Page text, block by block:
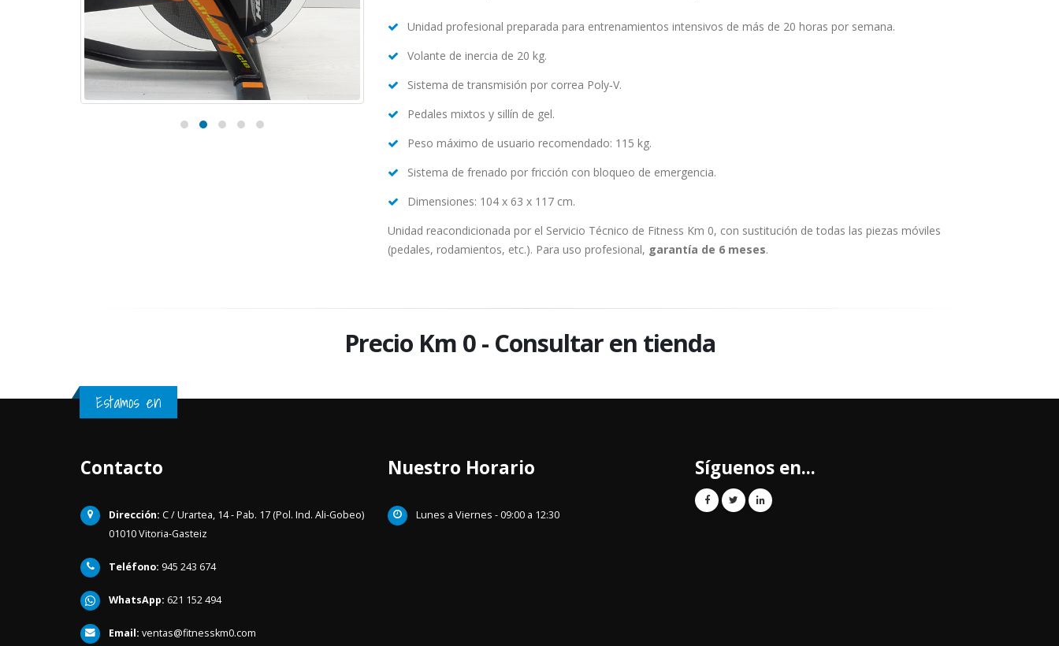
Unidad profesional preparada para entrenamientos intensivos de más de 20 horas por semana.
Volante de inercia de 20 kg.
Sistema de transmisión por correa Poly‑V.
Pedales mixtos y sillín de gel.
Peso máximo de usuario recomendado: 115 kg.
Sistema de frenado por fricción con bloqueo de emergencia.
Dimensiones: 104 x 63 x 117 cm.
Unidad reacondicionada por el Servicio Técnico de Fitness Km 0, con sustitución de todas las piezas móviles
(pedales, rodamientos, etc.). Para uso profesional, garantía de 6 meses.
Precio Km 0 - Consultar en tienda
Estamos en
Contacto
Dirección: C / Urartea, 14 - Pab. 17 (Pol. Ind. Ali-Gobeo)
01010 Vitoria-Gasteiz
Teléfono: 945 243 674
WhatsApp: 621 152 494
Email: ventas@fitnesskm0.com
Nuestro Horario
Lunes a Viernes - 09:00 a 12:30
Síguenos en...